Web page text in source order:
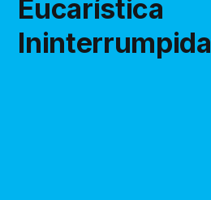
Eucarística
Ininterrumpida